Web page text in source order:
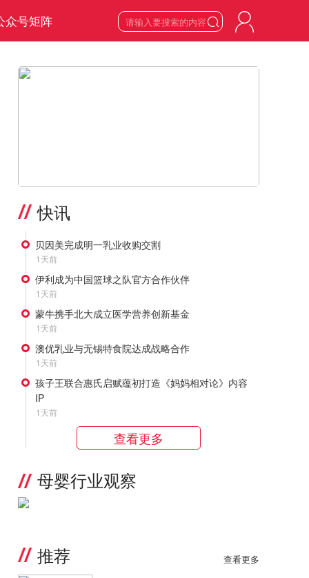
众号矩阵 
快讯
贝因美完成明一乳业收购交割
1天前
伊利成为中国篮球之队官方合作伙伴
1天前
蒙牛携手北大成立医学营养创新基金
1天前
澳优乳业与无锡特食院达成战略合作
1天前
孩子王联合惠氏启赋蕴初打造《妈妈相对论》内容
IP
1天前
查看更多
母婴行业观察
推荐 查看更多